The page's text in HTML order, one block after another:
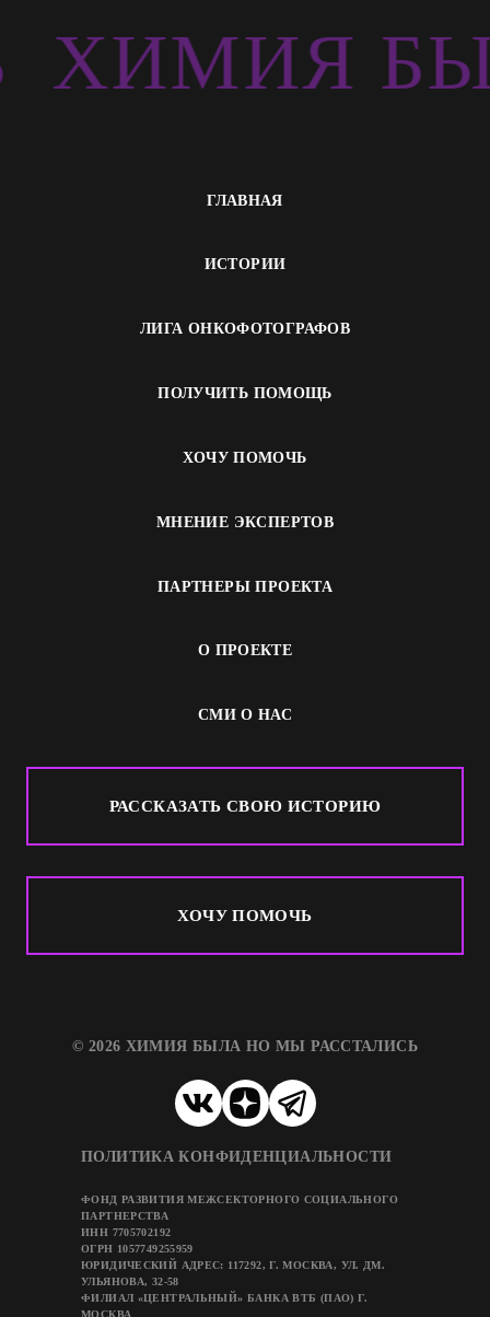
ХИМИЯ
ГЛАВНАЯ
ИСТОРИИ
ЛИГА ОНКОФОТОГРАФОВ
ПОЛУЧИТЬ ПОМОЩЬ
ХОЧУ ПОМОЧЬ
МНЕНИЕ ЭКСПЕРТОВ
ПАРТНЕРЫ ПРОЕКТА
О ПРОЕКТЕ
СМИ О НАС
РАССКАЗАТЬ СВОЮ ИСТОРИЮ
ХОЧУ ПОМОЧЬ
© 2026 ХИМИЯ БЫЛА НО МЫ РАССТАЛИСЬ
ПОЛИТИКА КОНФИДЕНЦИАЛЬНОСТИ
ФОНД РАЗВИТИЯ МЕЖСЕКТОРНОГО СОЦИАЛЬНОГО
ПАРТНЕРСТВА
ИНН 7705702192
ОГРН 1057749255959
ЮРИДИЧЕСКИЙ АДРЕС: 117292, Г. МОСКВА, УЛ. ДМ.
УЛЬЯНОВА, 32-58
ФИЛИАЛ «ЦЕНТРАЛЬНЫЙ» БАНКА ВТБ (ПАО) Г.
МОСКВА